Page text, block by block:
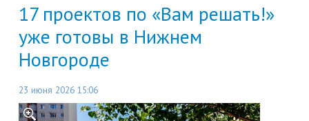
17 проектов по «Вам решать!»
уже готовы в Нижнем
Новгороде
23 июня 2026 15:06